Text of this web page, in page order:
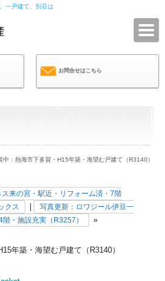
一戸建て、別荘は
お問合せはこちら
中：熱海市下多賀・H15年築・海望む戸建て（R3140）
来の宮・駅近・リフォーム済・7階
クス
写真更新：ロワジール伊豆一
・施設充実（R3257）
»
年築・海望む戸建て（R3140）